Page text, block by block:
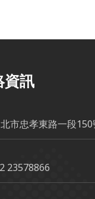
資訊
市忠孝東路一段
23578866